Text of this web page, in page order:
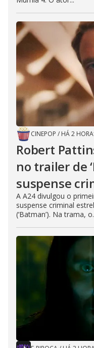
CINEPOP / HÁ 2
Robert
no trailer de
suspense
A A24 divulgou o
suspense criminal
(‘Batman’). Na trama,